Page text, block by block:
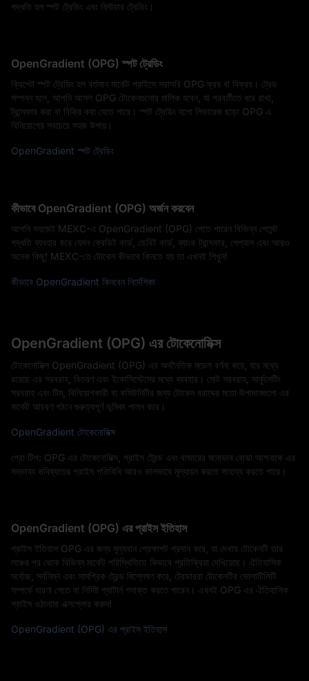
পদ্ধতি হল স্পট ট্রেডিং এবং ফিউচার ট্রেডিং।
OpenGradient (OPG) স্পট ট্রেডিং
ক্রিপ্টো স্পট ট্রেডিং হল বর্তমান মার্কেট প্রাইসে সরাসরি OPG ক্রয় বা বিক্রয়। ট্রেড
সম্পন্ন হলে, আপনি আসল OPG টোকেনগুলোর মালিক হবেন, যা পরবর্তীতে ধরে রাখা,
ট্রান্সফার করা বা বিক্রি করা যেতে পারে। স্পট ট্রেডিং হলো লিভারেজ ছাড়া OPG এ
বিনিয়োগের সবচেয়ে সহজ উপায়।
OpenGradient স্পট ট্রেডিং
কীভাবে OpenGradient (OPG) অর্জন করবেন
আপনি সহজেই MEXC-এ OpenGradient (OPG) পেতে পারেন বিভিন্ন পেমেন্ট
পদ্ধতি ব্যবহার করে যেমন ক্রেডিট কার্ড, ডেবিট কার্ড, ব্যাংক ট্রান্সফার, পেপ্যাল এবং আরও
অনেক কিছু! MEXC-তে টোকেন কীভাবে কিনতে হয় তা এখনই শিখুন!
কীভাবে OpenGradient কিনবেন নির্দেশিকা
OpenGradient (OPG) এর টোকেনোমিক্স
টোকেনোমিক্স OpenGradient (OPG) এর অর্থনৈতিক মডেল বর্ণনা করে, যার মধ্যে
রয়েছে এর সরবরাহ, বিতরণ এবং ইকোসিস্টেমের মধ্যে ব্যবহার। মোট সরবরাহ, সার্কুলেটিং
সরবরাহ এবং টিম, বিনিয়োগকারী বা কমিউনিটির জন্য টোকেন বরাদ্দের মতো উপাদানগুলো এর
মার্কেট আচরণ গঠনে গুরুত্বপূর্ণ ভূমিকা পালন করে।
OpenGradient টোকেনোমিক্স
প্রো টিপ: OPG এর টোকেনোমিক্স, প্রাইস ট্রেন্ড এবং বাজারের মনোভাব বোঝা আপনাকে এর
সম্ভাব্য ভবিষ্যতের প্রাইস গতিবিধি আরও ভালভাবে মূল্যায়ন করতে সাহায্য করতে পারে।
OpenGradient (OPG) এর প্রাইস ইতিহাস
প্রাইস ইতিহাস OPG এর জন্য মূল্যবান প্রেক্ষাপট প্রদান করে, যা দেখায় টোকেনটি তার
লঞ্চের পর থেকে বিভিন্ন মার্কেট পরিস্থিতিতে কিভাবে প্রতিক্রিয়া দেখিয়েছে। ঐতিহাসিক
সর্বোচ্চ, সর্বনিম্ন এবং সামগ্রিক ট্রেন্ড বিশ্লেষণ করে, ট্রেডাররা টোকেনটির ভোলাটিলিটি
সম্পর্কে ধারণা পেতে বা নির্দিষ্ট প্যাটার্ন শনাক্ত করতে পারেন। এখনই OPG এর ঐতিহাসিক
প্রাইস ওঠানামা এক্সপ্লোর করুন!
OpenGradient (OPG) এর প্রাইস ইতিহাস